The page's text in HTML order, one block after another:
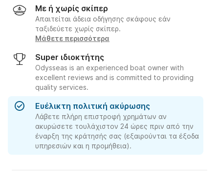
Με ή χωρίς σκίπερ
Απαιτείται άδεια οδήγησης σκάφους εάν
ταξιδεύετε χωρίς σκίπερ.
Μάθετε περισσότερα
Super ιδιοκτήτης
Odysseas is an experienced boat owner with
excellent reviews and is committed to providing
quality services.
Ευέλικτη πολιτική ακύρωσης
Λάβετε πλήρη επιστροφή χρημάτων αν
ακυρώσετε τουλάχιστον 24 ώρες πριν από την
έναρξη της κράτησής σας (εξαιρούνται τα έξοδα
υπηρεσιών και η προμήθεια).